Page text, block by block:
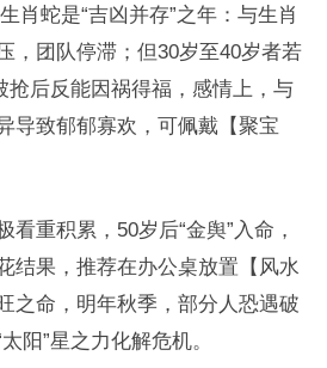
肖蛇是“吉凶并存”之年：与生肖
，团队停滞；但30岁至40岁者若
抢后反能因祸得福，感情上，与
导致郁郁寡欢，可佩戴【聚宝
看重积累，50岁后“金舆”入命，
结果，推荐在办公桌放置【风水
之命，明年秋季，部分人恐遇破
阳”星之力化解危机。